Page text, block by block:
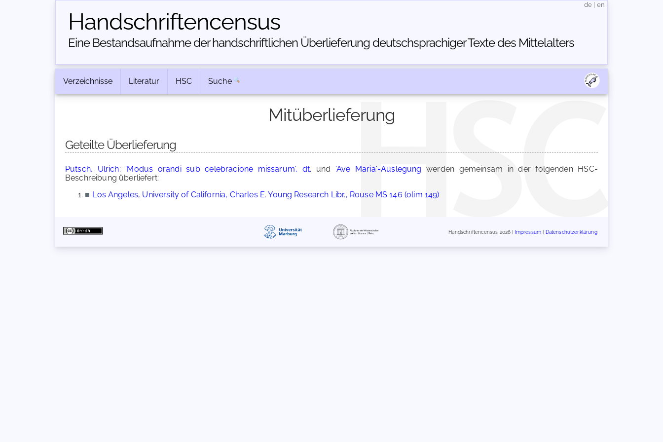
Handschriften­census
Eine Bestandsaufnahme der handschriftlichen Über­lieferung deutschsprachiger Texte des Mittelalters
de en
Verzeichnisse Literatur HSC Suche
Mitüberlieferung
Geteilte Überlieferung
Putsch, Ulrich: 'Modus orandi sub celebracione missarum', dt. und 'Ave Maria'-Auslegung werden gemeinsam in der folgenden HSC-
Beschreibung überliefert:
■ Los Angeles, University of California, Charles E. Young Research Libr., Rouse MS 146 (olim 149)
Handschriftencensus 2026 | Impressum Datenschutzerklärung